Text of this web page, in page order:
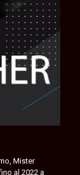
Mister
al 2022 a